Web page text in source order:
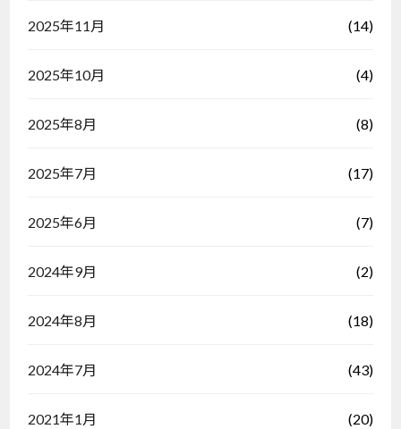
2025年11月 (14)
2025年10月 (4)
2025年8月 (8)
2025年7月 (17)
2025年6月 (7)
2024年9月 (2)
2024年8月 (18)
2024年7月 (43)
2021年1月 (20)